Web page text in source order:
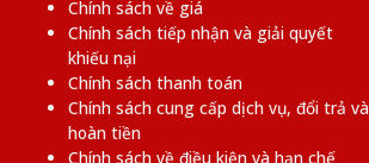
Chính sách về giá
Chính sách tiếp nhận và giải quyết
khiếu nại
Chính sách thanh toán
Chính sách cung cấp dịch vụ, đổi trả và
hoàn tiền
Chính sách về điều kiện và hạn chế